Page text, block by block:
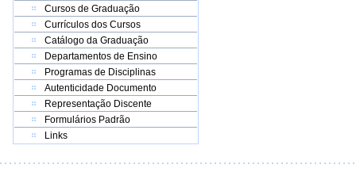
Cursos de Graduação
Currículos dos Cursos
Catálogo da Graduação
Departamentos de Ensino
Programas de Disciplinas
Autenticidade Documento
Representação Discente
Formulários Padrão
Links